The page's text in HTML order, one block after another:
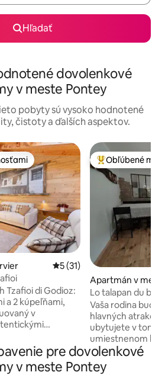
Hľadať
dovolenkové
v meste Pontey
pobyty sú vysoko hodnotené
čistoty a ďalších aspektov.
hosťami
Priemerné ohodnotenie 5
5 (31)
Tzafioi di Godioz:
a 2 kúpeľňami,
v
v strede
je atmosféra
Najobľúbenejšie
Obľúbené
Apartmán v
Lo talapan du
Vaša rodina bude
hlavných atrakcií
ubytujete v
umiestnenom
v malej, pokojnej
mýtneho domu
zrekonštruovaný
pre dovolenkové
v meste Pontey